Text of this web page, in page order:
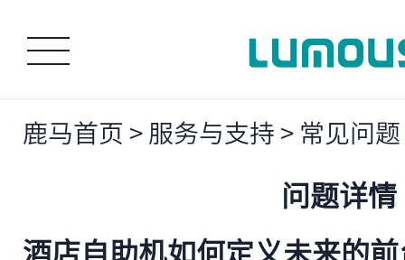
鹿马首页 > 服务与支持 > 常见问题
问题详情
酒店自助机如何定义未来的